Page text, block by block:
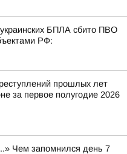
БПЛА сбито ПВО
РФ:
прошлых лет
за первое полугодие 2026
Чем запомнился день 7